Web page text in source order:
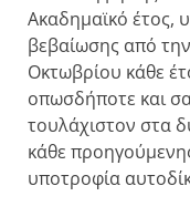
Ακαδημαϊκό έτος,
βεβαίωσης από
Οκτωβρίου κάθε
οπωσδήποτε και
τουλάχιστον στα
κάθε
υποτροφία